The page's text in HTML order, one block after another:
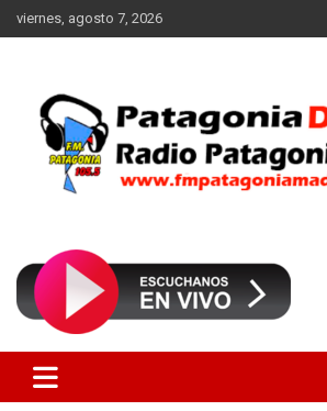
Saltar
al
viernes, agosto 7, 2026
FM Patagonia Madryn